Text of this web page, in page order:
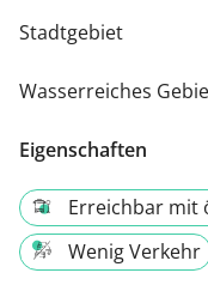
Stadtgebiet
Wasserreiches
Eigenschaften
Erreichbar mit
Wenig Verkehr